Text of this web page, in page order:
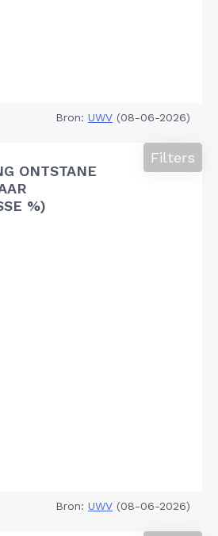
Bron: UWV (08-06-2026)
ONTSTANE
%)
Filters
Bron: UWV (08-06-2026)